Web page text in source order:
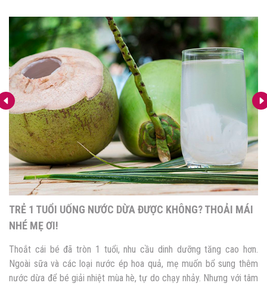
MÁI
cao hơn.
sung thêm
với tâm
CHỈ MẸ 5 CÔNG THỨC RAU KHOAI LANG NẤU
Rau khoai lang là loại rau phổ biến, có vị ngọt tự nhiên
Mẹ muốn thêm rau vào thực đơn cho bé nhưng mẹ
nên cho bé ăn không, chế biến như thế nào. Mẹ sợ